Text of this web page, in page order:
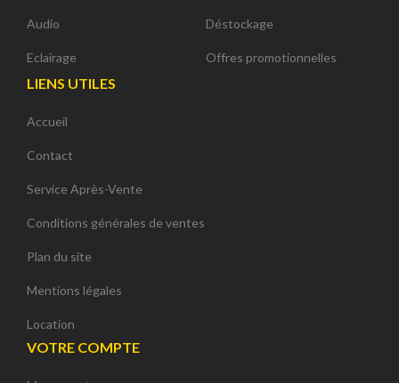
Audio
Eclairage
Déstockage
Offres promotionnelles
LIENS UTILES
Accueil
Contact
Service Après-Vente
Conditions générales de ventes
Plan du site
Mentions légales
Location
VOTRE COMPTE